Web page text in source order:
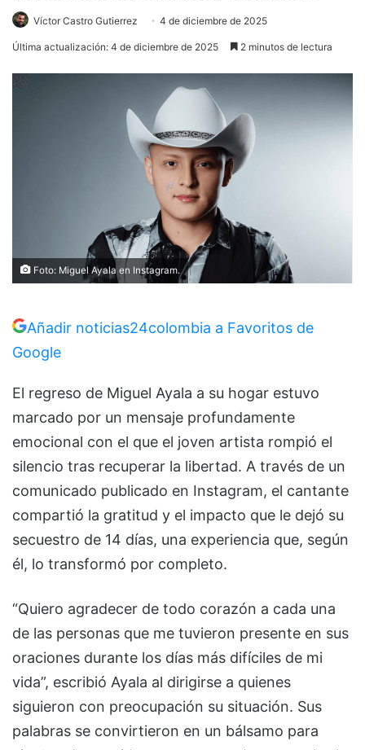
Víctor Castro Gutierrez 4 de diciembre de 2025
Última actualización: 4 de diciembre de 2025 2 minutos de lectura
Foto: Miguel Ayala en Instagram.
Añadir noticias24colombia a Favoritos de
Google
El regreso de Miguel Ayala a su hogar estuvo
marcado por un mensaje profundamente
emocional con el que el joven artista rompió el
silencio tras recuperar la libertad. A través de un
comunicado publicado en Instagram, el cantante
compartió la gratitud y el impacto que le dejó su
secuestro de 14 días, una experiencia que, según
él, lo transformó por completo.
“Quiero agradecer de todo corazón a cada una
de las personas que me tuvieron presente en sus
oraciones durante los días más difíciles de mi
vida”, escribió Ayala al dirigirse a quienes
siguieron con preocupación su situación. Sus
palabras se convirtieron en un bálsamo para